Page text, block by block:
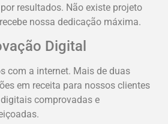
resultados. Não existe projeto
nossa dedicação máxima.
Digital
com a internet. Mais de duas
em receita para nossos clientes
comprovadas e